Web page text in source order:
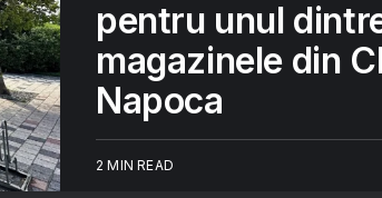
pentru unul
magazinele din
Napoca
2 MIN READ